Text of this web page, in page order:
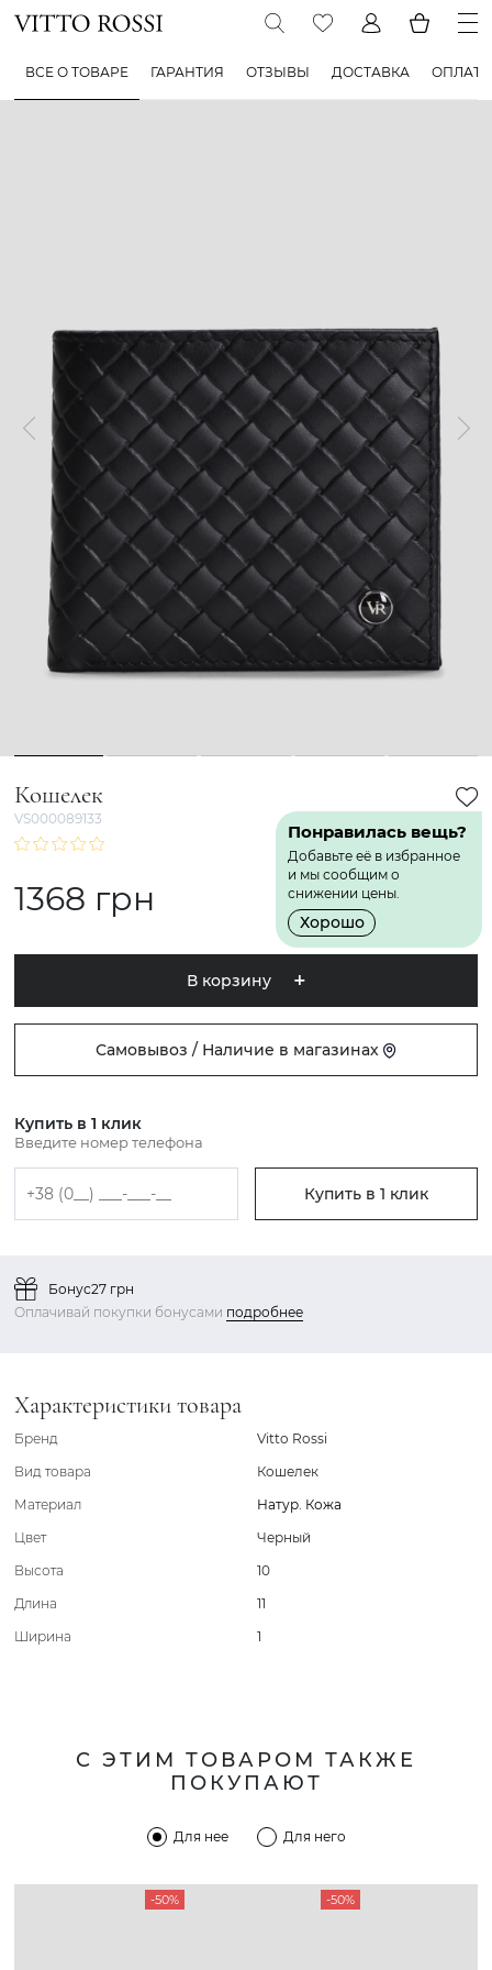
ВСЕ О ТОВАРЕ ГАРАНТИЯ ОТЗЫВЫ ДОСТАВКА ОПЛАТА
1 2 3 4 5
Кошелек
VS000089133
Понравилась вещь?
Добавьте её в избранное
и мы сообщим о
снижении цены.
Хорошо
1368 грн
В корзину
Самовывоз / Наличие в магазинах
Купить в 1 клик
Введите номер телефона
Купить в 1 клик
Бонус27 грн
Оплачивай покупки бонусами подробнее
Характеристики товара
Бренд
Vitto Rossi
Вид товара
Кошелек
Материал
Натур. Кожа
Цвет
Черный
Высота
10
Длина
11
Ширина
1
С ЭТИМ ТОВАРОМ ТАКЖЕ
ПОКУПАЮТ
Для нее Для него
-50% -50%